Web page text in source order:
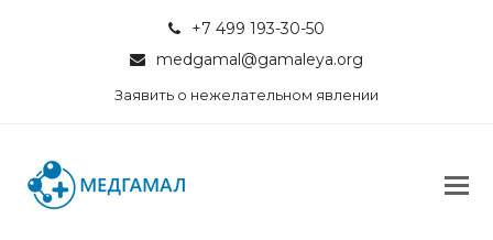
+7 499 193-30-50
medgamal@gamaleya.org
Заявить о нежелательном явлении